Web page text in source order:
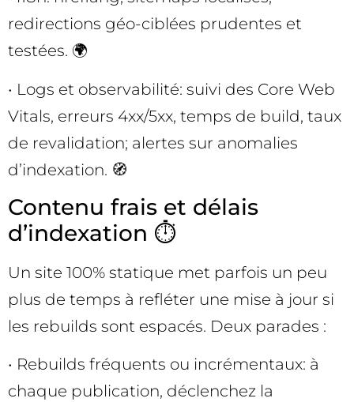
redirections géo-ciblées prudentes et
testées. 🌍
• Logs et observabilité: suivi des Core Web
Vitals, erreurs 4xx/5xx, temps de build, taux
de revalidation; alertes sur anomalies
d’indexation. 🧭
Contenu frais et délais
d’indexation ⏱️
Un site 100% statique met parfois un peu
plus de temps à refléter une mise à jour si
les rebuilds sont espacés. Deux parades :
• Rebuilds fréquents ou incrémentaux: à
chaque publication, déclenchez la